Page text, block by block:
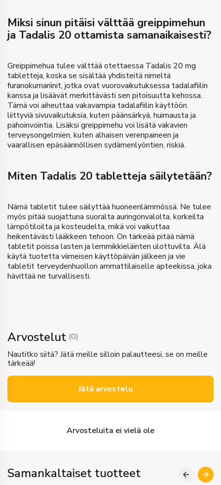
Miksi sinun pitäisi välttää greippimehun
ja Tadalis 20 ottamista samanaikaisesti?
Greippimehua tulee välttää otettaessa Tadalis 20 mg
tabletteja, koska se sisältää yhdisteitä nimeltä
furanokumariinit, jotka ovat vuorovaikutuksessa tadalafiilin
kanssa ja lisäävät merkittävästi sen pitoisuutta kehossa.
Tämä voi aiheuttaa vakavampia tadalafiilin käyttöön
liittyviä sivuvaikutuksia, kuten päänsärkyä, huimausta ja
pahoinvointia. Lisäksi greippimehu voi lisätä vakavien
terveysongelmien, kuten alhaisen verenpaineen ja
vaarallisen epäsäännöllisen sydämenlyöntien, riskiä.
Miten Tadalis 20 tabletteja säilytetään?
Nämä tabletit tulee säilyttää huoneenlämmössä. Ne tulee
myös pitää suojattuna suoralta auringonvalolta, korkeilta
lämpötiloilta ja kosteudelta, mikä voi vaikuttaa
heikentävästi lääkkeen tehoon. On tärkeää pitää nämä
tabletit poissa lasten ja lemmikkieläinten ulottuvilta. Älä
käytä tuotetta viimeisen käyttöpäivän jälkeen ja vie
tabletit terveydenhuollon ammattilaiselle apteekissa, joka
hävittää ne turvallisesti.
Arvostelut (0)
Nautitko siitä? Jätä meille silloin palautteesi, se on meille
tärkeää!
Jätä arvostelu
Arvosteluita ei vielä ole
Samankaltaiset tuotteet